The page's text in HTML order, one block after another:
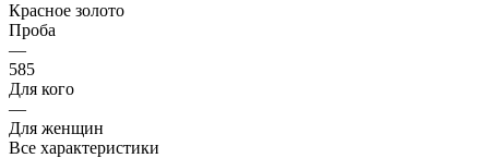
Красное золото
Проба
—
585
Для кого
—
Для женщин
Все характеристики